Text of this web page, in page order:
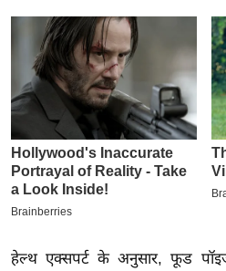
इ
-
प
र
मि
सा
हेल्थ एक्सपर्ट के अनुसार, फूड